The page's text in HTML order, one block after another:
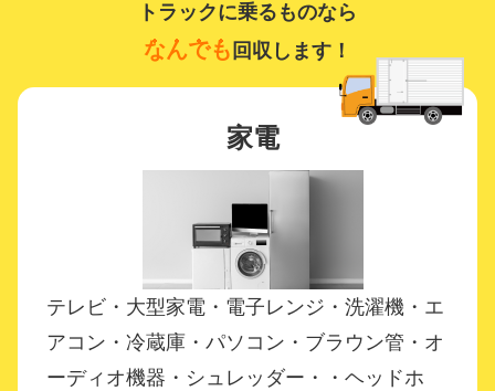
トラックに乗るものなら
なんでも 回収します！
家電
テレビ・大型家電・電子レンジ・洗濯機・エ
アコン・冷蔵庫・パソコン・ブラウン管・オ
ーディオ機器・シュレッダー・・ヘッドホ